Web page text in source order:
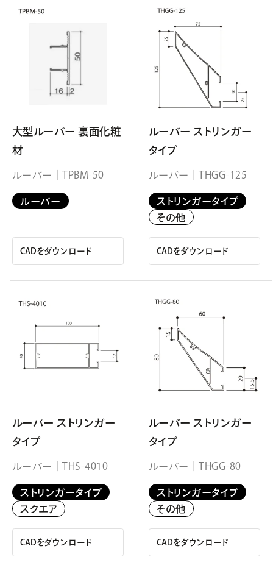
大型ルーバー 裏面化粧
材
ルーバー｜TPBM-50
ルーバー
CADをダウンロード
ルーバー ストリンガー
タイプ
ルーバー｜THGG-125
ストリンガータイプ
その他
CADをダウンロード
ルーバー ストリンガー
タイプ
ルーバー｜THS-4010
ストリンガータイプ
スクエア
CADをダウンロード
ルーバー ストリンガー
タイプ
ルーバー｜THGG-80
ストリンガータイプ
その他
CADをダウンロード